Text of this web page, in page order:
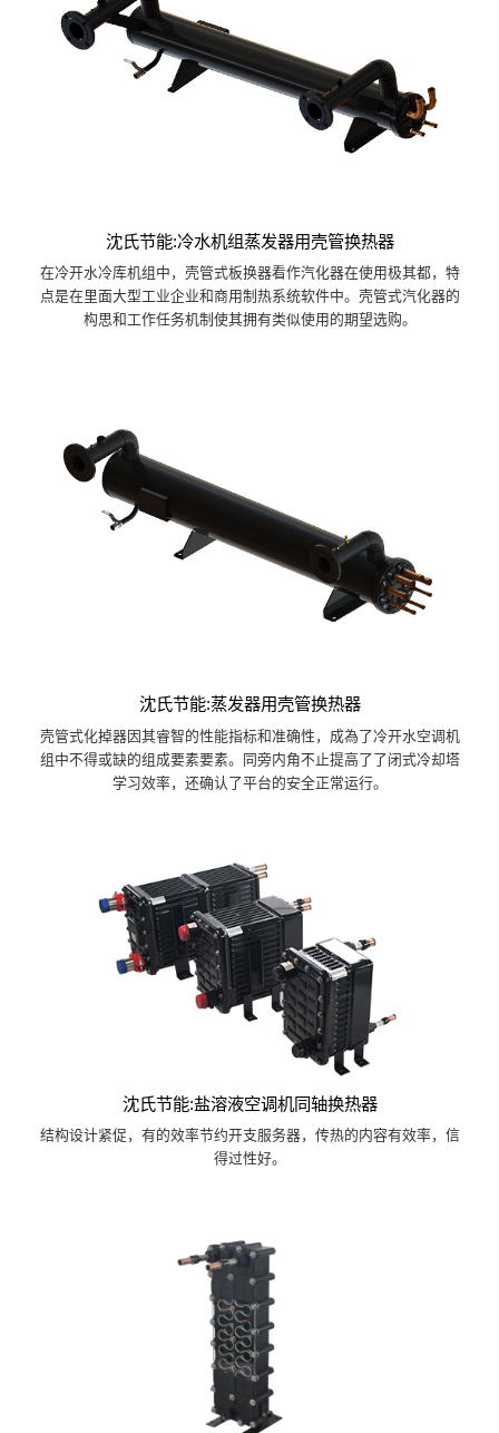
沈氏节能:冷水机组蒸发器用壳管换热器
在冷开水冷库机组中，壳管式板换器看作汽化器在使用极其都，特
点是在里面大型工业企业和商用制热系统软件中。壳管式汽化器的
构思和工作任务机制使其拥有类似使用的期望选购。
沈氏节能:蒸发器用壳管换热器
壳管式化掉器因其睿智的性能指标和准确性，成為了冷开水空调机
组中不得或缺的组成要素要素。同旁内角不止提高了了闭式冷却塔
学习效率，还确认了平台的安全正常运行。
沈氏节能:盐溶液空调机同轴换热器
结构设计紧促，有的效率节约开支服务器，传热的内容有效率，信
得过性好。